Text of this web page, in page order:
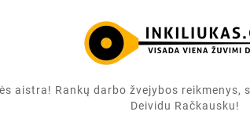
aistra! Rankų darbo žvejybos
Deividu Račkausku!